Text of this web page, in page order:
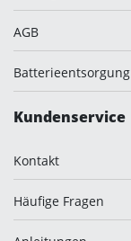
AGB
Batterieentsorgung
Kundenservice
Kontakt
Häufige Fragen